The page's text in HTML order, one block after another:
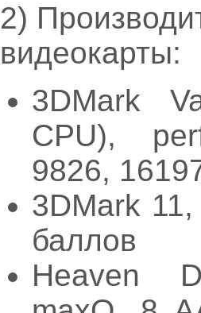
2)
видеокарты:
3DMark
CPU),
9826,
3DMark
баллов
Heaven